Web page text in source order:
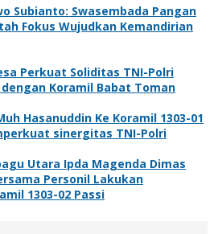
Subianto: Swasembada Pangan
Fokus Wujudkan Kemandirian
Perkuat Soliditas TNI-Polri
Koramil Babat Toman
Hasanuddin Ke Koramil 1303-01
sinergitas TNI-Polri
Utara Ipda Magenda Dimas
Personil Lakukan
1303-02 Passi